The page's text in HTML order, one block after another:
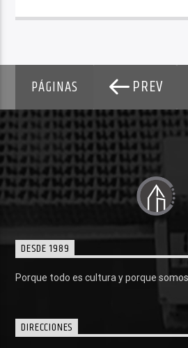
PÁGINAS PREV
DESDE 1989
Porque todo es cultura y porque
DIRECCIONES